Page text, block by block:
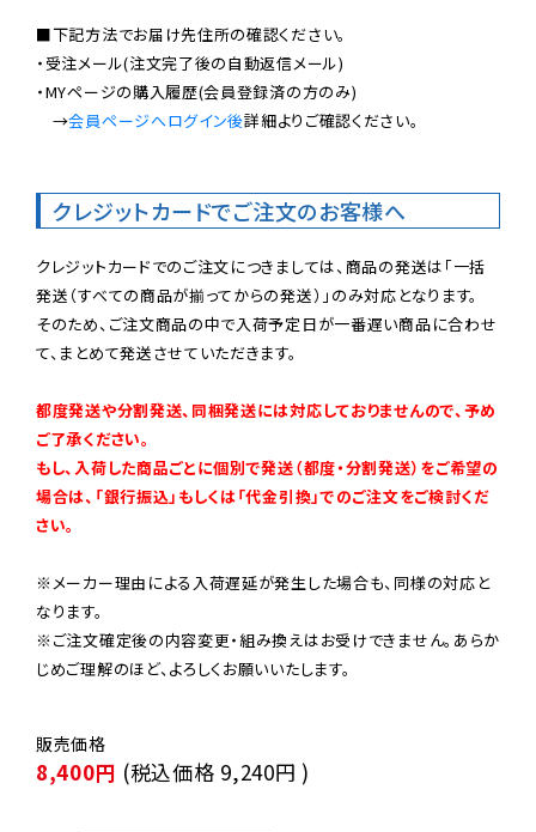
■下記方法でお届け先住所の確認ください。
・受注メール(注文完了後の自動返信メール)
・MYページの購入履歴(会員登録済の方のみ)
→会員ページへログイン後詳細よりご確認ください。
クレジットカードでご注文のお客様へ
クレジットカードでのご注文につきましては、商品の発送は「一括
発送（すべての商品が揃ってからの発送）」のみ対応となります。
そのため、ご注文商品の中で入荷予定日が一番遅い商品に合わせ
て、まとめて発送させていただきます。
都度発送や分割発送、同梱発送には対応しておりませんので、予め
ご了承ください。
もし、入荷した商品ごとに個別で発送（都度・分割発送）をご希望の
場合は、「銀行振込」もしくは「代金引換」でのご注文をご検討くだ
さい。
※メーカー理由による入荷遅延が発生した場合も、同様の対応と
なります。
※ご注文確定後の内容変更・組み換えはお受けできません。あらか
じめご理解のほど、よろしくお願いいたします。
8,400円 (税込価格 9,240円 )